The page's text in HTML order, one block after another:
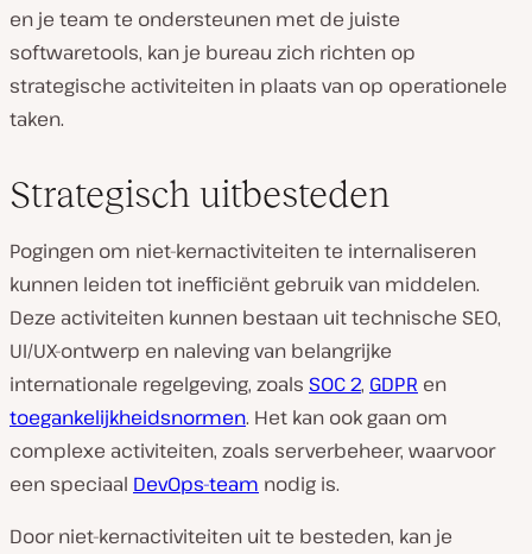
en je team te ondersteunen met de juiste
softwaretools, kan je bureau zich richten op
strategische activiteiten in plaats van op operationele
taken.
Strategisch uitbesteden
Pogingen om niet-kernactiviteiten te internaliseren
kunnen leiden tot inefficiënt gebruik van middelen.
Deze activiteiten kunnen bestaan uit technische SEO,
UI/UX-ontwerp en naleving van belangrijke
internationale regelgeving, zoals SOC 2, GDPR en
toegankelijkheidsnormen. Het kan ook gaan om
complexe activiteiten, zoals serverbeheer, waarvoor
een speciaal DevOps-team nodig is.
Door niet-kernactiviteiten uit te besteden, kan je